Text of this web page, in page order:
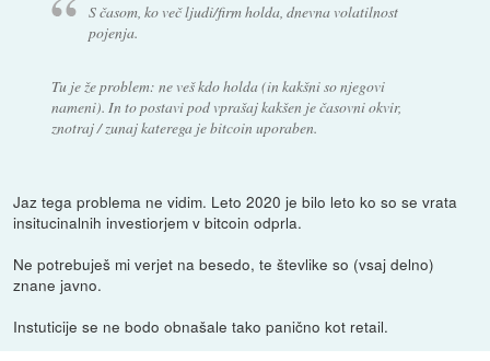
S časom, ko več ljudi/firm holda, dnevna volatilnost
pojenja.
Tu je že problem: ne veš kdo holda (in kakšni so njegovi
nameni). In to postavi pod vprašaj kakšen je časovni okvir,
znotraj / zunaj katerega je bitcoin uporaben.
Jaz tega problema ne vidim. Leto 2020 je bilo leto ko so se vrata
insitucinalnih investiorjem v bitcoin odprla.
Ne potrebuješ mi verjet na besedo, te števlike so (vsaj delno)
znane javno.
Instuticije se ne bodo obnašale tako panično kot retail.